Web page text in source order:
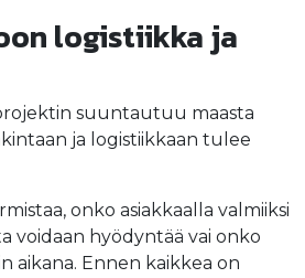
logistiikka ja
suuntautuu maasta
ja logistiikkaan tulee
onko asiakkaalla valmiiksi
voidaan hyödyntää vai onko
aikana. Ennen kaikkea on